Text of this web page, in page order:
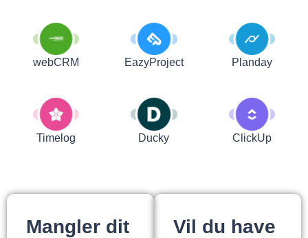
webCRM EazyProject Planday
Timelog Ducky ClickUp
Mangler dit
Vil du have